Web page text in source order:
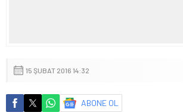
15 ŞUBAT 2016 14:32
ABONE OL